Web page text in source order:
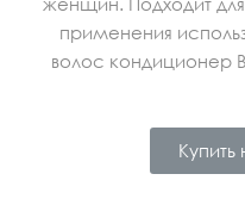
применения
волос кондиционер
Купить